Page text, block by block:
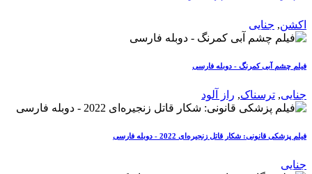
اکشن, جنایی
فیلم چشم آبی کمرنگ - دوبله فارسی
جنایی, ترسناک, راز آلود
فیلم پزشکی قانونی: شکار قاتل زنجیره‌ای 2022 - دوبله فارسی
جنایی